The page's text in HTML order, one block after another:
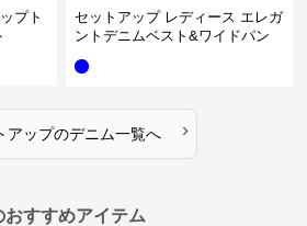
プト
セットアップ レディース エレガ
ントデニムベスト&ワイドパン
アップのデニム一覧へ ›
すすめアイテム